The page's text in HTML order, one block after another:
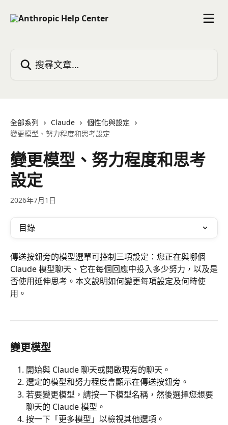
全部系列 Claude
個性化與設定
變更模型、努力程度和思考設定
變更模型、努力程度和思考
設定
2026年7月1日
目錄
傳送按鈕旁的模型選單可控制三項設定：您正在與哪個
Claude 模型聊天、它在每個回應中投入多少努力，以及是
否使用延伸思考。本文說明如何變更每項設定及何時使
用。
變更模型
開始與 Claude 聊天或開啟現有的聊天。
選定的模型和努力程度會顯示在傳送按鈕旁。
若要變更模型，請按一下模型名稱，然後選擇您想要
聊天的 Claude 模型。
按一下「更多模型」以檢視其他選項。